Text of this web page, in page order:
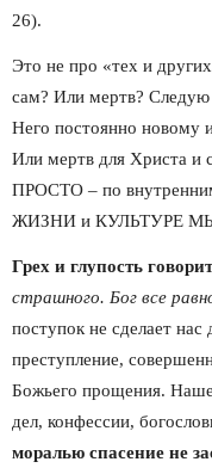
26).
Это не про «тех и
сам? Или мертв?
Него постоянно новому
Или мертв для Христа и
ПРОСТО – по
ЖИЗНИ и КУЛЬТУРЕ
Грех и глупость
страшного. Бог все
поступок не сделает
преступление,
Божьего прощения.
дел, конфессии,
моралью спасение не